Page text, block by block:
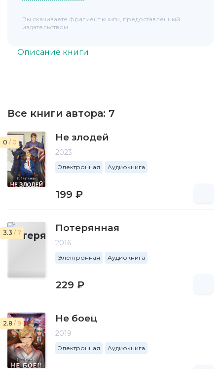
Описание книги
Все книги автора: 7
0 / 0 Не злодей
2023
Электронная Аудиокнига
199 ₽
3.3 / 7 Потерянная
2016
Электронная Аудиокнига
229 ₽
2.8 / 9 Не боец
2019
Электронная Аудиокнига
Вы скачиваете фрагмент книги, предоставленный
издательством